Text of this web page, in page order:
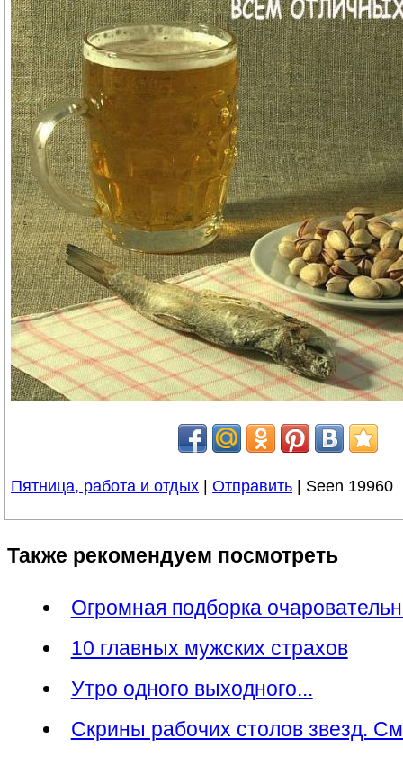
Пятница, работа и отдых | Отправить | Seen 19960
Также рекомендуем посмотреть
Огромная подборка
10 главных мужских страхов
Утро одного выходного...
Скрины рабочих столов звезд.